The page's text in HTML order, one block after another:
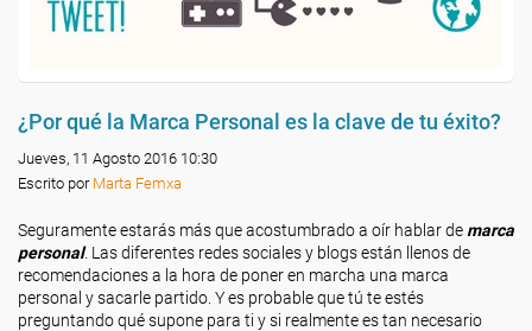
¿Por qué la Marca Personal es la clave de tu éxito?
Jueves, 11 Agosto 2016 10:30
Escrito por Marta Femxa
Seguramente estarás más que acostumbrado a oír hablar de marca
personal. Las diferentes redes sociales y blogs están llenos de
recomendaciones a la hora de poner en marcha una marca
personal y sacarle partido. Y es probable que tú te estés
preguntando qué supone para ti y si realmente es tan necesario